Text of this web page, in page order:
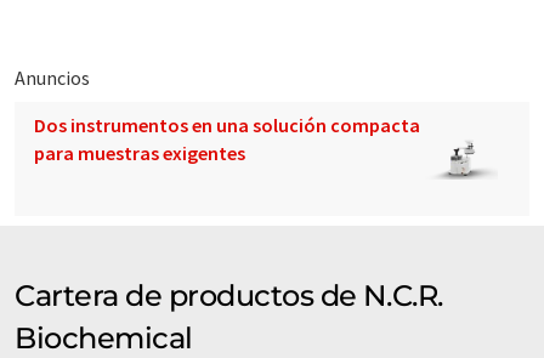
Anuncios
Dos instrumentos en una solución compacta
para muestras exigentes
Cartera de productos de N.C.R.
Biochemical